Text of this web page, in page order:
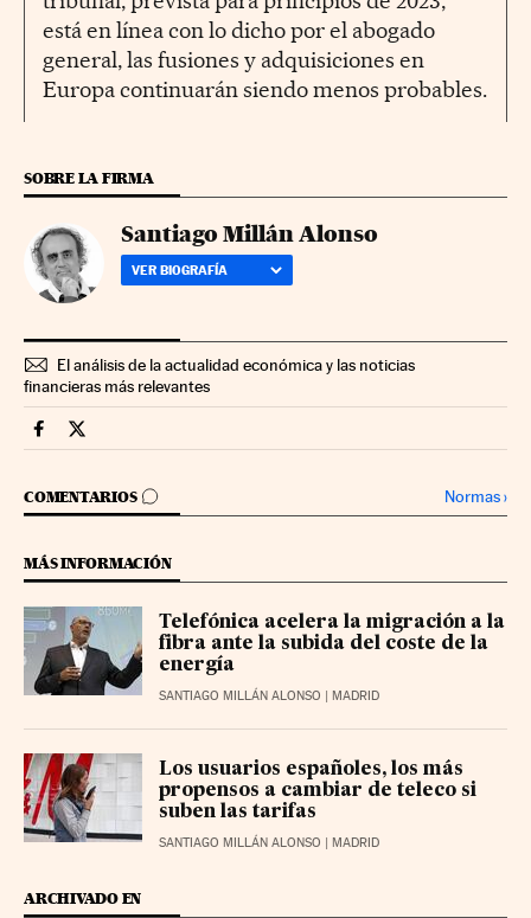
está en línea con lo dicho por el abogado
general, las fusiones y adquisiciones en
Europa continuarán siendo menos probables.
SOBRE LA FIRMA
Santiago Millán Alonso
VER BIOGRAFÍA
El análisis de la actualidad económica y las noticias
financieras más relevantes
Companias Cinco Días en Facebook
Companias Cinco Días en Twitter
COMENTARIOS
IR A LOS COMENTARIOS Normas›
MÁS INFORMACIÓN
Telefónica acelera la migración a la
fibra ante la subida del coste de la
energía
SANTIAGO MILLÁN ALONSO | MADRID
Los usuarios españoles, los más
propensos a cambiar de teleco si
suben las tarifas
SANTIAGO MILLÁN ALONSO | MADRID
ARCHIVADO EN